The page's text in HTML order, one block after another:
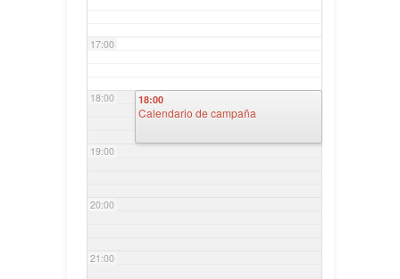
17:00
18:00
19:00
20:00
21:00
18:00
Calendario de campaña